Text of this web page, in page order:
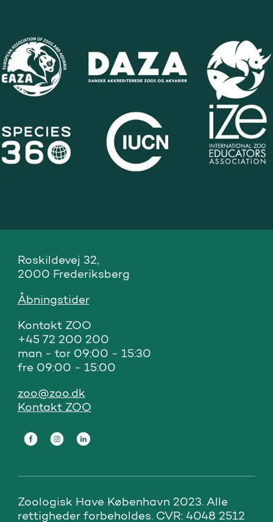
Roskildevej 32,
2000 Frederiksberg
Åbningstider
Kontakt ZOO
+45 72 200 200
man - tor 09:00 - 15:30
fre 09:00 - 15:00
zoo@zoo.dk
Kontakt ZOO
Zoologisk Have København 2023. Alle
rettigheder forbeholdes. CVR: 4048 2512